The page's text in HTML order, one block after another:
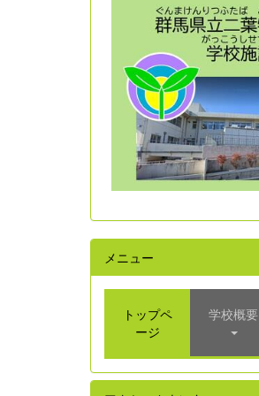
メニュー
トップペ
ージ
学校概要